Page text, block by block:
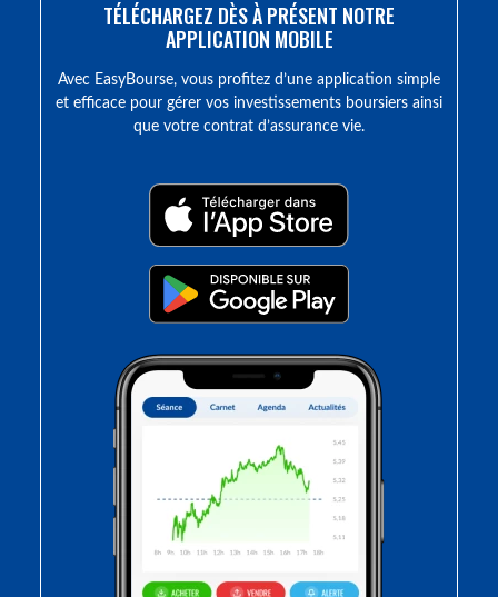
TÉLÉCHARGEZ DÈS À PRÉSENT NOTRE
APPLICATION MOBILE
Avec EasyBourse, vous profitez d’une application simple
et efficace pour gérer vos investissements boursiers ainsi
que votre contrat d’assurance vie.